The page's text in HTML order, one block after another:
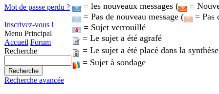
Mot de passe perdu ?
Inscrivez-vous !
Menu Principal
Accueil Forum
Recherche
Recherche avancée
= les nouveaux messages (
=
= Pas de nouveau message (
= Pas
= Sujet verrouillé
= Le sujet a été agrafé
= Le sujet a été placé dans la
= Sujet à sondage